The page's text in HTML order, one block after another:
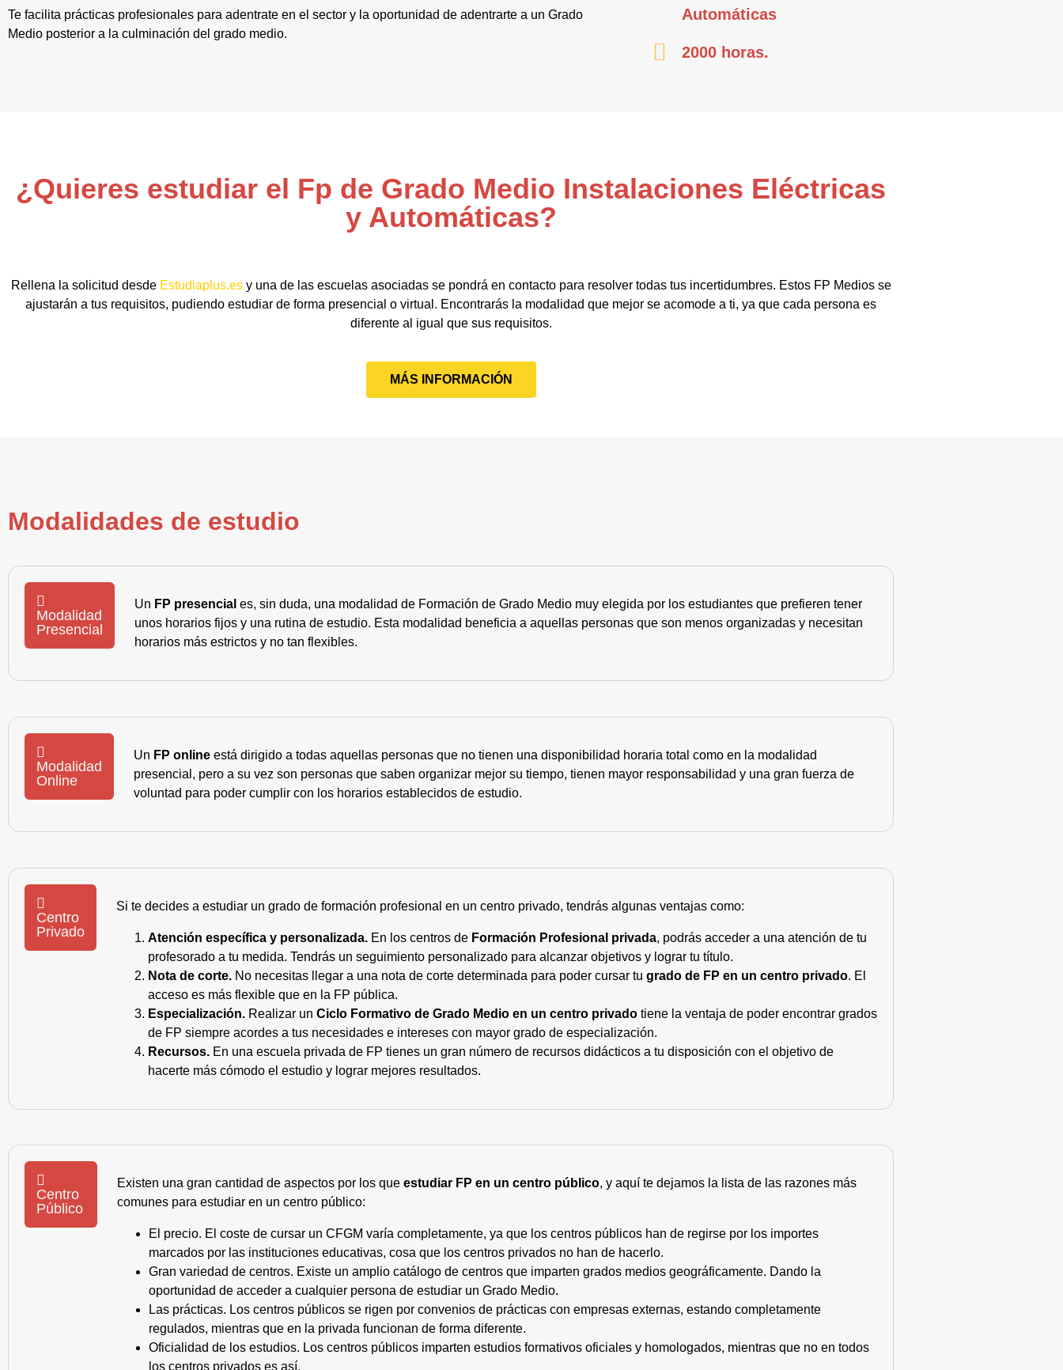
Te facilita prácticas profesionales para adentrate en el sector y la oportunidad de adentrarte a un Grado
Medio posterior a la culminación del grado medio.
Automáticas
2000 horas.
¿Quieres estudiar el Fp de Grado Medio Instalaciones Eléctricas
y Automáticas?
Rellena la solicitud desde Estudiaplus.esy una de las escuelas asociadas se pondrá en contacto para resolver todas tus incertidumbres. Estos FP Medios se
ajustarán a tus requisitos, pudiendo estudiar de forma presencial o virtual. Encontrarás la modalidad que mejor se acomode a ti, ya que cada persona es
diferente al igual que sus requisitos.
MÁS INFORMACIÓN
Modalidades de estudio
Modalidad
Presencial
Un FP presencial es, sin duda, una modalidad de Formación de Grado Medio muy elegida por los estudiantes que prefieren tener
unos horarios fijos y una rutina de estudio. Esta modalidad beneficia a aquellas personas que son menos organizadas y necesitan
horarios más estrictos y no tan flexibles.
Modalidad
Online
Un FP online está dirigido a todas aquellas personas que no tienen una disponibilidad horaria total como en la modalidad
presencial, pero a su vez son personas que saben organizar mejor su tiempo, tienen mayor responsabilidad y una gran fuerza de
voluntad para poder cumplir con los horarios establecidos de estudio.
Centro
Privado
Si te decides a estudiar un grado de formación profesional en un centro privado, tendrás algunas ventajas como:
Atención específica y personalizada. En los centros de Formación Profesional privada, podrás acceder a una atención de tu
profesorado a tu medida. Tendrás un seguimiento personalizado para alcanzar objetivos y lograr tu título.
Nota de corte. No necesitas llegar a una nota de corte determinada para poder cursar tu grado de FP en un centro privado. El
acceso es más flexible que en la FP pública.
Especialización. Realizar un Ciclo Formativo de Grado Medio en un centro privado tiene la ventaja de poder encontrar grados
de FP siempre acordes a tus necesidades e intereses con mayor grado de especialización.
Recursos. En una escuela privada de FP tienes un gran número de recursos didácticos a tu disposición con el objetivo de
hacerte más cómodo el estudio y lograr mejores resultados.
Centro
Público
Existen una gran cantidad de aspectos por los queestudiar FP en un centro público, y aquí te dejamos la lista de las razones más
comunes para estudiar en un centro público:
El precio. El coste de cursar un CFGM varía completamente, ya que los centros públicos han de regirse por los importes
marcados por las instituciones educativas, cosa que los centros privados no han de hacerlo.
Gran variedad de centros. Existe un amplio catálogo de centros que imparten grados medios geográficamente. Dando la
oportunidad de acceder a cualquier persona de estudiar un Grado Medio.
Las prácticas. Los centros públicos se rigen por convenios de prácticas con empresas externas, estando completamente
regulados, mientras que en la privada funcionan de forma diferente.
Oficialidad de los estudios. Los centros públicos imparten estudios formativos oficiales y homologados, mientras que no en todos
los centros privados es así.